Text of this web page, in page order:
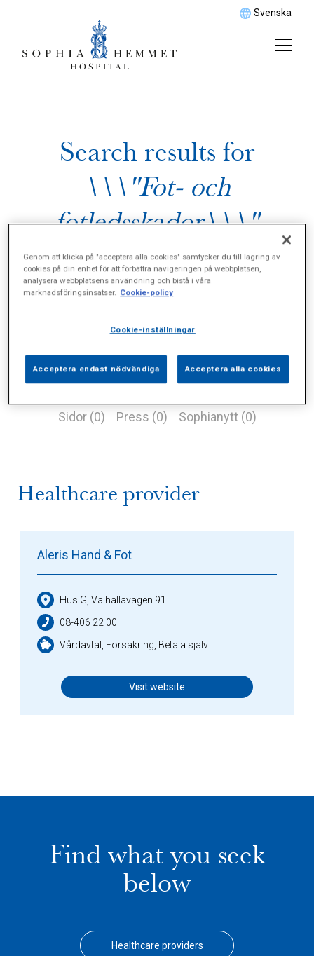
Svenska
Search results for
\\\"Fot- och
fotledsskador\\\"
Alla (0) Vårdgivare (1) Specialister (0)
Sidor (0) Press (0) Sophianytt (0)
Healthcare provider
Aleris Hand & Fot
Hus G, Valhallavägen 91
08-406 22 00
Vårdavtal, Försäkring, Betala själv
Visit website
Find what you seek
below
Healthcare providers
Genom att klicka på "acceptera alla cookies" samtycker du till lagring av
cookies på din enhet för att förbättra navigeringen på webbplatsen,
analysera webbplatsens användning och bistå i våra
marknadsföringsinsatser. Cookie-policy
Cookie-inställningar
Acceptera endast nödvändiga Acceptera alla cookies